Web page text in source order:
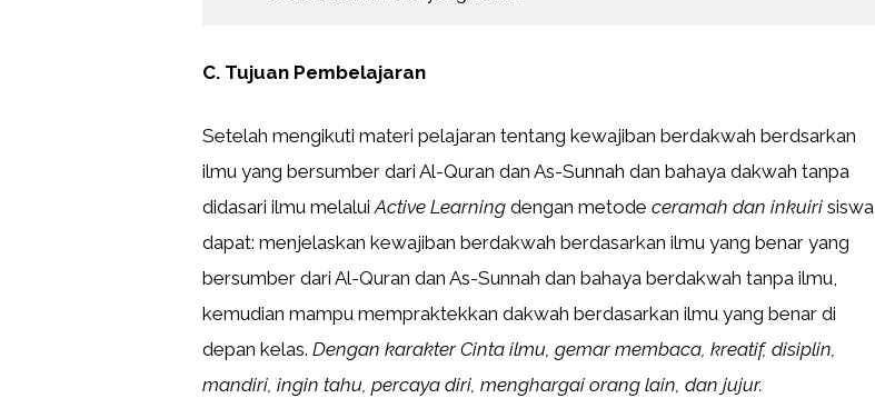
C. Tujuan Pembelajaran
Setelah mengikuti materi pelajaran tentang kewajiban berdakwah berdsarkan
ilmu yang bersumber dari Al-Quran dan As-Sunnah dan bahaya dakwah tanpa
didasari ilmu melaluiActive Learning dengan metode ceramah dan inkuiri siswa
dapat: menjelaskan kewajiban berdakwah berdasarkan ilmu yang benar yang
bersumber dari Al-Quran dan As-Sunnah dan bahaya berdakwah tanpa ilmu,
kemudian mampu mempraktekkan dakwah berdasarkan ilmu yang benar di
depan kelas. Dengan karakter Cinta ilmu, gemar membaca, kreatif, disiplin,
mandiri, ingin tahu, percaya diri, menghargai orang lain, dan jujur.